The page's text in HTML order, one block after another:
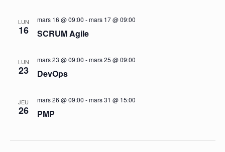
LUN
16 SCRUM Agile
mars 16 @ 09:00 -mars 17 @ 09:00
LUN
23 DevOps
mars 23 @ 09:00 -mars 25 @ 09:00
JEU
26 PMP
mars 26 @ 09:00 -mars 31 @ 15:00